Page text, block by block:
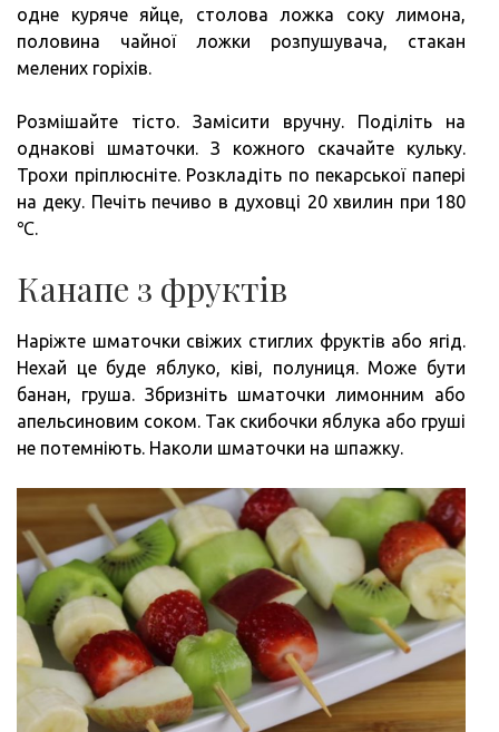
одне куряче яйце, столова ложка соку лимона,
половина чайної ложки розпушувача, стакан
мелених горіхів.
Розмішайте тісто. Замісити вручну. Поділіть на
однакові шматочки. З кожного скачайте кульку.
Трохи пріплюсніте. Розкладіть по пекарської папері
на деку. Печіть печиво в духовці 20 хвилин при 180
℃.
Канапе з фруктів
Наріжте шматочки свіжих стиглих фруктів або ягід.
Нехай це буде яблуко, ківі, полуниця. Може бути
банан, груша. Збризніть шматочки лимонним або
апельсиновим соком. Так скибочки яблука або груші
не потемніють. Наколи шматочки на шпажку.